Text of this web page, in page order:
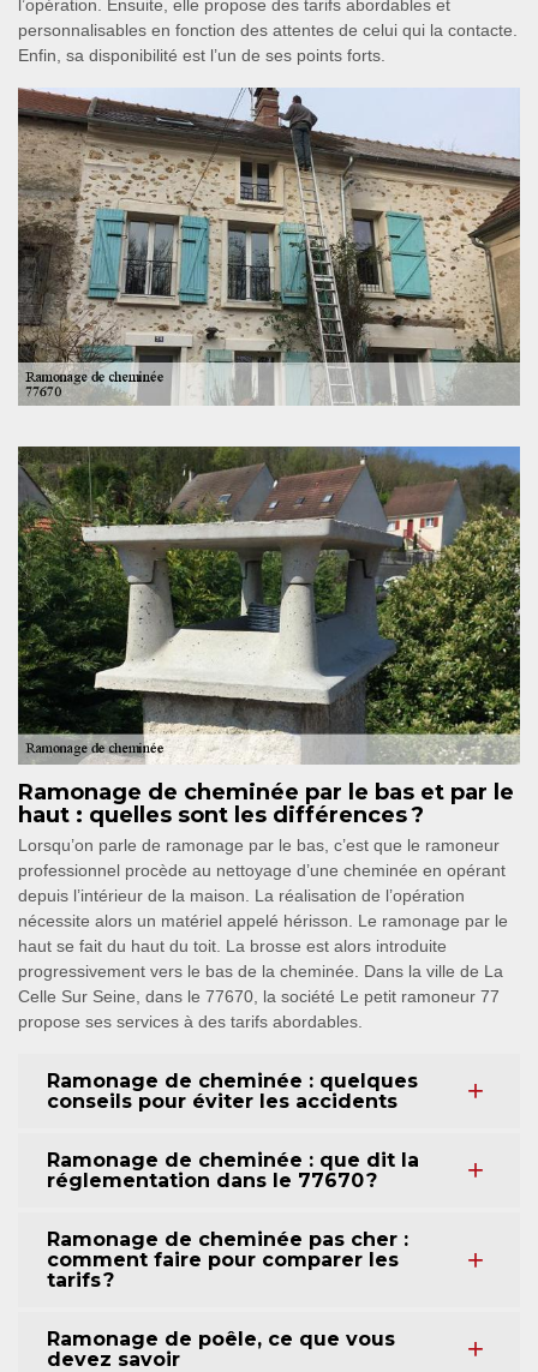
l’opération. Ensuite, elle propose des tarifs abordables et
personnalisables en fonction des attentes de celui qui la contacte.
Enfin, sa disponibilité est l’un de ses points forts.
Ramonage de cheminée par le bas et par le
haut : quelles sont les différences ?
Lorsqu’on parle de ramonage par le bas, c’est que le ramoneur
professionnel procède au nettoyage d’une cheminée en opérant
depuis l’intérieur de la maison. La réalisation de l’opération
nécessite alors un matériel appelé hérisson. Le ramonage par le
haut se fait du haut du toit. La brosse est alors introduite
progressivement vers le bas de la cheminée. Dans la ville de La
Celle Sur Seine, dans le 77670, la société Le petit ramoneur 77
propose ses services à des tarifs abordables.
Ramonage de cheminée : quelques
conseils pour éviter les accidents
Ramonage de cheminée : que dit la
réglementation dans le 77670 ?
Ramonage de cheminée pas cher :
comment faire pour comparer les
tarifs ?
Ramonage de poêle, ce que vous
devez savoir